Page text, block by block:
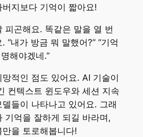
지보다 기억이 짧아요!
피곤해요. 똑같은 말을 열 번
“내가 방금 뭐 말했어?” “기억
해야겠네.”
적인 점도 있어요. AI 기술이
컨텍스트 윈도우와 세션 지속
들이 나타나고 있어요. 그래
기억을 잘하게 되길 바라며,
을 토로해봅니다!